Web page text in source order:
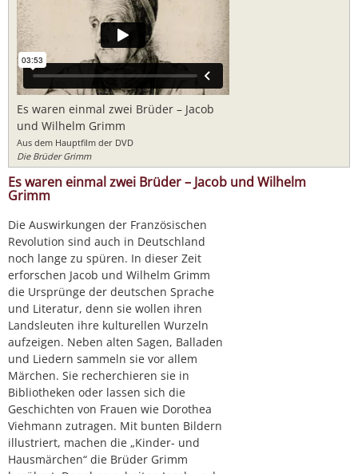
Es waren einmal zwei Brüder – Jacob
und Wilhelm Grimm
Aus dem Hauptfilm der DVD
Die Brüder Grimm
Es waren einmal zwei Brüder – Jacob und Wilhelm
Grimm
Die Auswirkungen der Französischen
Revolution sind auch in Deutschland
noch lange zu spüren. In dieser Zeit
erforschen Jacob und Wilhelm Grimm
die Ursprünge der deutschen Sprache
und Literatur, denn sie wollen ihren
Landsleuten ihre kulturellen Wurzeln
aufzeigen. Neben alten Sagen, Balladen
und Liedern sammeln sie vor allem
Märchen. Sie recherchieren sie in
Bibliotheken oder lassen sich die
Geschichten von Frauen wie Dorothea
Viehmann zutragen. Mit bunten Bildern
illustriert, machen die „Kinder- und
Hausmärchen“ die Brüder Grimm